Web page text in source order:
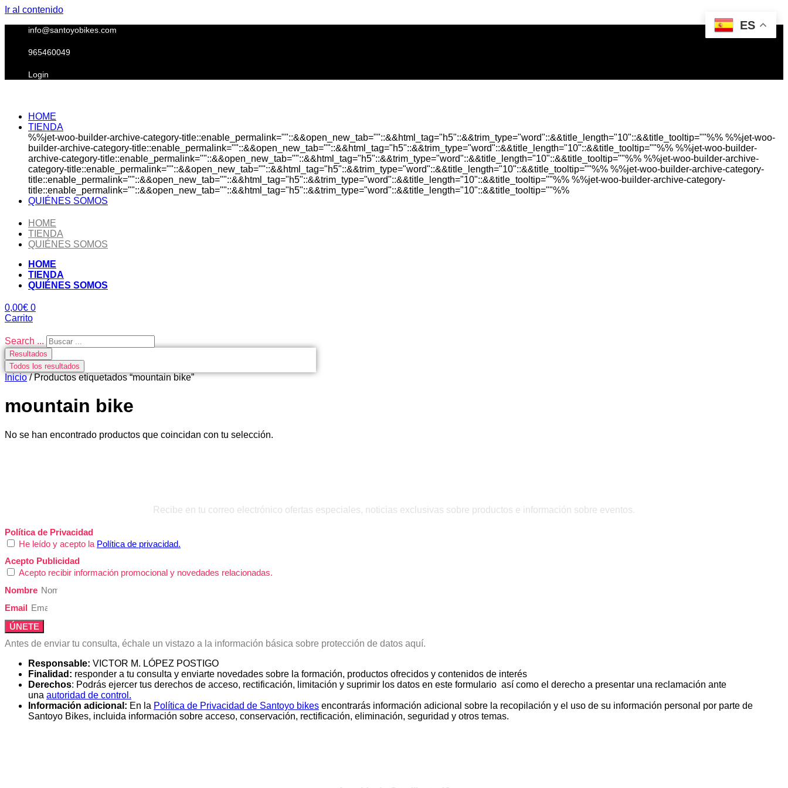
Ir al contenido
info@santoyobikes.com
965460049
Login
HOME
TIENDA
%%jet-woo-builder-archive-category-title::enable_permalink=""::&&open_new_tab=""::&&html_tag="h5"::&&trim_type="word"::&&title_length="10"::&&title_tooltip=""%% %%jet-woo-
builder-archive-category-title::enable_permalink=""::&&open_new_tab=""::&&html_tag="h5"::&&trim_type="word"::&&title_length="10"::&&title_tooltip=""%% %%jet-woo-builder-
archive-category-title::enable_permalink=""::&&open_new_tab=""::&&html_tag="h5"::&&trim_type="word"::&&title_length="10"::&&title_tooltip=""%% %%jet-woo-builder-archive-
category-title::enable_permalink=""::&&open_new_tab=""::&&html_tag="h5"::&&trim_type="word"::&&title_length="10"::&&title_tooltip=""%% %%jet-woo-builder-archive-category-
title::enable_permalink=""::&&open_new_tab=""::&&html_tag="h5"::&&trim_type="word"::&&title_length="10"::&&title_tooltip=""%% %%jet-woo-builder-archive-category-
title::enable_permalink=""::&&open_new_tab=""::&&html_tag="h5"::&&trim_type="word"::&&title_length="10"::&&title_tooltip=""%%
QUIÉNES SOMOS
HOME
TIENDA
QUIÉNES SOMOS
HOME
TIENDA
QUIÉNES SOMOS
0,00€ 0
Carrito
Search ...
Resultados
Todos los resultados
Inicio/ Productos etiquetados “mountain bike”
mountain bike
No se han encontrado productos que coincidan con tu selección.
Recibe en tu correo electrónico ofertas especiales, noticias exclusivas sobre productos e información sobre eventos.
Política de Privacidad
He leído y acepto la Política de privacidad.
Acepto Publicidad
Acepto recibir información promocional y novedades relacionadas.
Nombre
Email
ÚNETE
Antes de enviar tu consulta, échale un vistazo a la información básica sobre protección de datos aquí.
Responsable: VICTOR M. LÓPEZ POSTIGO
Finalidad: responder a tu consulta y enviarte novedades sobre la formación, productos ofrecidos y contenidos de interés
Derechos: Podrás ejercer tus derechos de acceso, rectificación, limitación y suprimir los datos en este formulario así como el derecho a presentar una reclamación ante
una autoridad de control.
Información adicional: En la Política de Privacidad de Santoyo bikes encontrarás información adicional sobre la recopilación y el uso de su información personal por parte de
Santoyo Bikes, incluida información sobre acceso, conservación, rectificación, eliminación, seguridad y otros temas.
ES